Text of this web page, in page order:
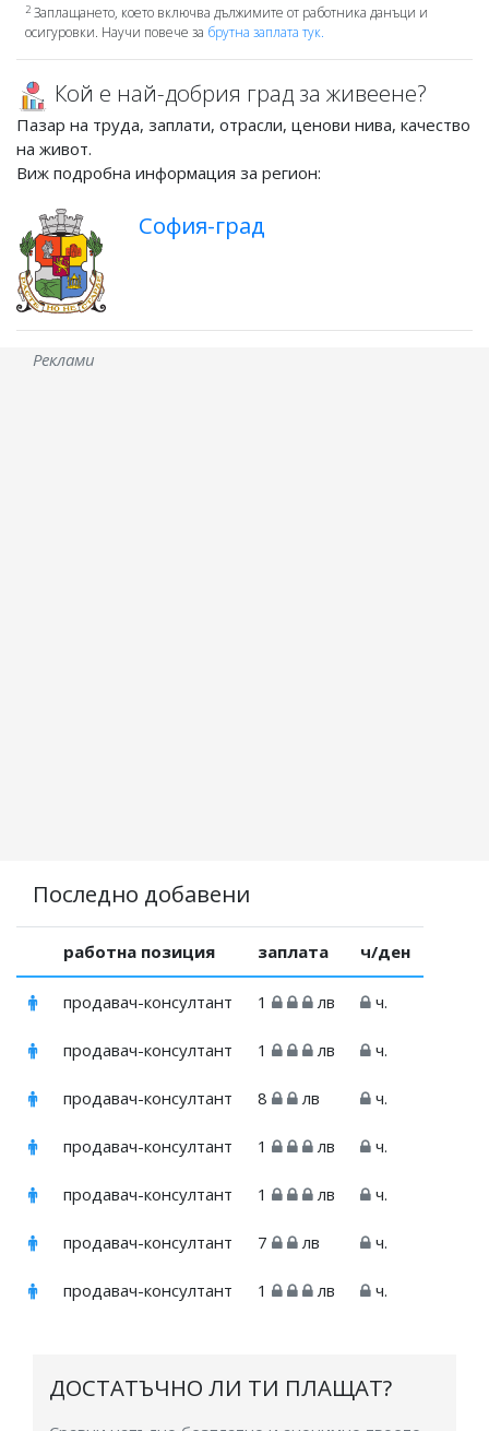
2Заплащането, което включва дължимите от работника данъци и
осигуровки. Научи повече за брутна заплата тук.
Кой е най-добрия град за живеене?
Пазар на труда, заплати, отрасли, ценови нива, качество
на живот.
Виж подробна информация за регион:
София-град
Реклами
Последно добавени
работна позиция заплата ч/ден
продавач-консултант 1 лв ч.
продавач-консултант 1 лв ч.
продавач-консултант 8 лв ч.
продавач-консултант 1 лв ч.
продавач-консултант 1 лв ч.
продавач-консултант 7 лв ч.
продавач-консултант 1 лв ч.
ДОСТАТЪЧНО ЛИ ТИ ПЛАЩАТ?